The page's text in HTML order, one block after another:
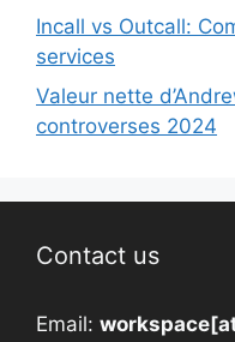
Incall vs Outcall:
services
Valeur nette
controverses 2024
Contact us
Email: